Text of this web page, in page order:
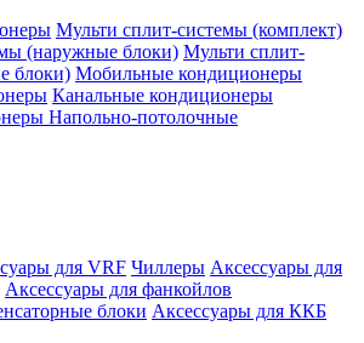
Мульти сплит-системы (комплект)
(наружные блоки) Мульти сплит-
блоки) Мобильные кондиционеры
Канальные кондиционеры
Напольно-потолочные
для VRF Чиллеры Аксессуары для
Аксессуары для фанкойлов
блоки Аксессуары для ККБ